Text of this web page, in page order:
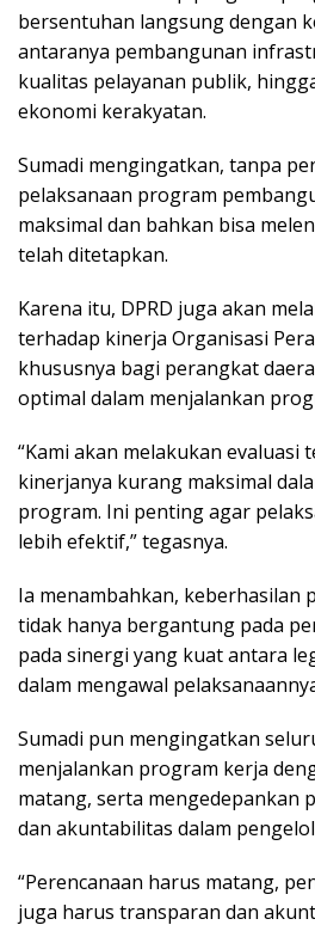
bersentuhan langsung dengan
antaranya pembangunan
kualitas pelayanan publik,
ekonomi kerakyatan.
Sumadi mengingatkan, tanpa
pelaksanaan program
maksimal dan bahkan bisa
telah ditetapkan.
Karena itu, DPRD juga akan
terhadap kinerja Organisasi
khususnya bagi perangkat
optimal dalam menjalankan
“Kami akan melakukan evaluasi
kinerjanya kurang maksimal
program. Ini penting agar
lebih efektif,” tegasnya.
Ia menambahkan, keberhasilan
tidak hanya bergantung pada
pada sinergi yang kuat antara
dalam mengawal
Sumadi pun mengingatkan
menjalankan program kerja
matang, serta mengedepankan
dan akuntabilitas dalam
“Perencanaan harus matang,
juga harus transparan dan